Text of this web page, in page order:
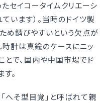
セイコータイムクリエーシ
います）。当時のドイツ製
め錆びやすいという欠点が
計は真鍮のケースにニッ
とで、国内や中国市場でド
。
へそ型目覚」と呼ばれて親